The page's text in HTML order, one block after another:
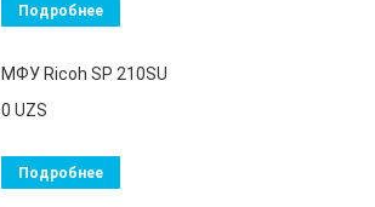
Подробнее
МФУ Ricoh SP 210SU
0 UZS
Подробнее